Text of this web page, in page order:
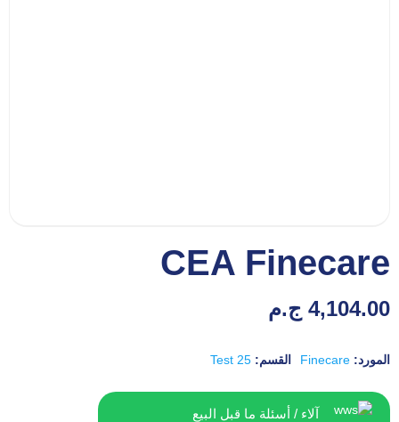
CEA Finecare
4,104.00 ج.م
المورد: Finecare القسم: 25 Test
آلاء / أسئلة ما قبل البيع